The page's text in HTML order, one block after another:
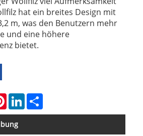
hat ein breites Design mit
m, was den Benutzern mehr
und eine höhere
bietet.
PinterestLinkedIn